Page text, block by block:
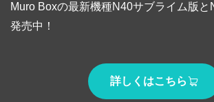
Muro Boxの最新機種N40サブライム版と
発売中！
詳しくはこちら